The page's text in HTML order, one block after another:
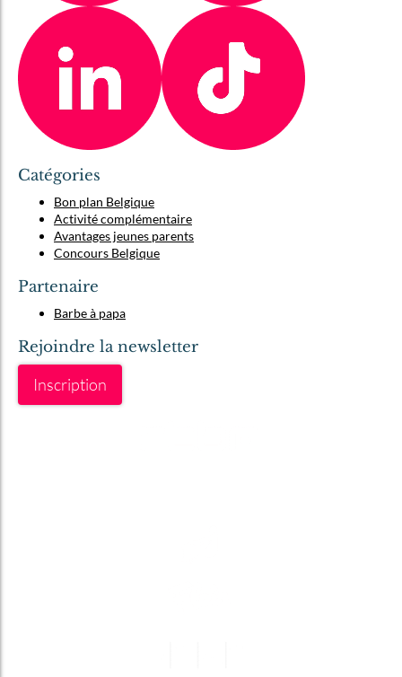
Catégories
Bon plan Belgique
Activité complémentaire
Avantages jeunes parents
Concours Belgique
Partenaire
Barbe à papa
Rejoindre la newsletter
Inscription